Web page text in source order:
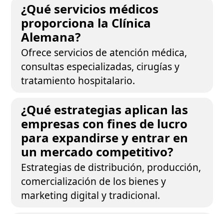
¿Qué servicios médicos
proporciona la Clínica
Alemana?
Ofrece servicios de atención médica,
consultas especializadas, cirugías y
tratamiento hospitalario.
¿Qué estrategias aplican las
empresas con fines de lucro
para expandirse y entrar en
un mercado competitivo?
Estrategias de distribución, producción,
comercialización de los bienes y
marketing digital y tradicional.